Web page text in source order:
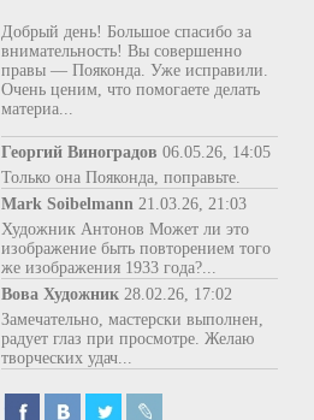
Добрый день! Большое спасибо за
внимательность! Вы совершенно
правы — Пояконда. Уже исправили.
Очень ценим, что помогаете делать
материа...
Георгий Виноградов 06.05.26, 14:05
Только она Пояконда, поправьте.
Mark Soibelmann 21.03.26, 21:03
Художник Антонов Может ли это
изображение быть повторением того
же изображения 1933 года?...
Вова Художник 28.02.26, 17:02
Замечательно, мастерски выполнен,
радует глаз при просмотре. Желаю
творческих удач...